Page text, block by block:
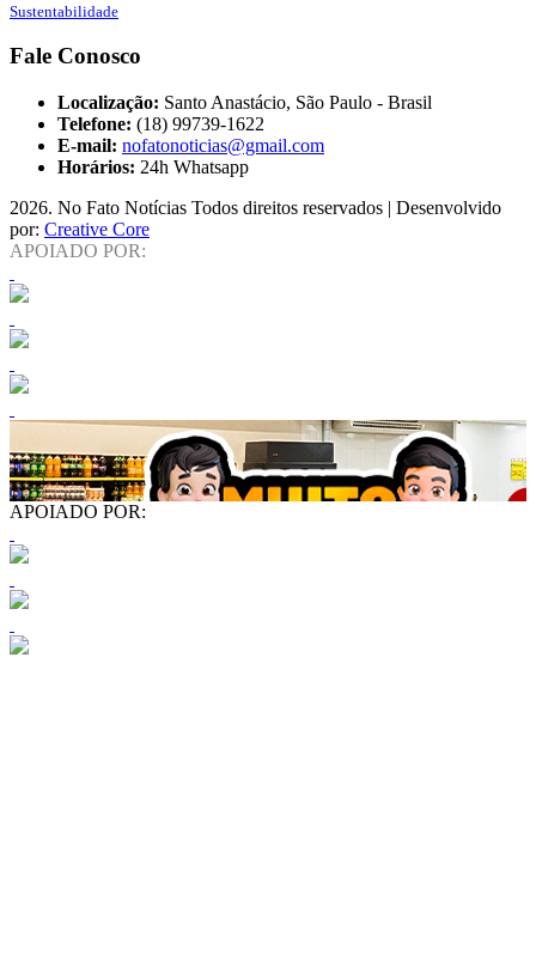
Sustentabilidade
Fale Conosco
Localização: Santo Anastácio, São Paulo - Brasil
Telefone: (18) 99739-1622
E-mail: nofatonoticias@gmail.com
Horários: 24h Whatsapp
2026. No Fato Notícias Todos direitos reservados | Desenvolvido
por: Creative Core
APOIADO POR:
APOIADO POR: